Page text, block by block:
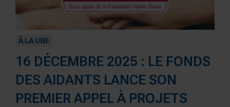
À LA UNE
16 DÉCEMBRE 2025 : LE FONDS
DES AIDANTS LANCE SON
PREMIER APPEL À PROJETS